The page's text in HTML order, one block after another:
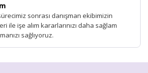
sonrası danışman ekibimizin
ile işe alım kararlarınızı daha sağlam
sağlıyoruz.